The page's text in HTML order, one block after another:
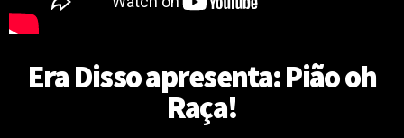
Era Disso apresenta: Pião oh
Raça!